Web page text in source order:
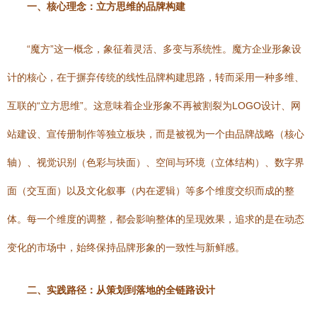
一、核心理念：立方思维的品牌构建
“魔方”这一概念，象征着灵活、多变与系统性。魔方企业形象设
计的核心，在于摒弃传统的线性品牌构建思路，转而采用一种多维、
互联的“立方思维”。这意味着企业形象不再被割裂为LOGO设计、网
站建设、宣传册制作等独立板块，而是被视为一个由品牌战略（核心
轴）、视觉识别（色彩与块面）、空间与环境（立体结构）、数字界
面（交互面）以及文化叙事（内在逻辑）等多个维度交织而成的整
体。每一个维度的调整，都会影响整体的呈现效果，追求的是在动态
变化的市场中，始终保持品牌形象的一致性与新鲜感。
二、实践路径：从策划到落地的全链路设计